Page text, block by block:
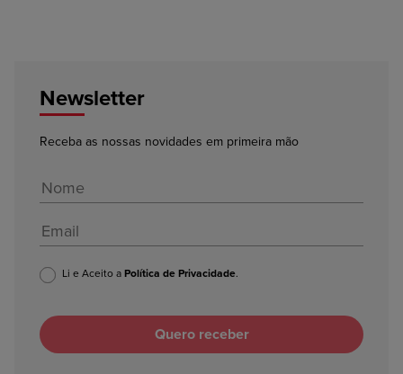
Newsletter
Receba as nossas novidades em primeira mão
Li e Aceito a Política de Privacidade